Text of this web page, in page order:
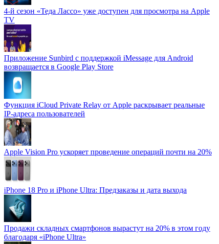
4-й сезон «Теда Лассо» уже доступен для просмотра на Apple
TV
Приложение Sunbird с поддержкой iMessage для Android
возвращается в Google Play Store
Функция iCloud Private Relay от Apple раскрывает реальные
IP-адреса пользователей
Apple Vision Pro ускоряет проведение операций почти на 20%
iPhone 18 Pro и iPhone Ultra: Предзаказы и дата выхода
Продажи складных смартфонов вырастут на 20% в этом году
благодаря «iPhone Ultra»